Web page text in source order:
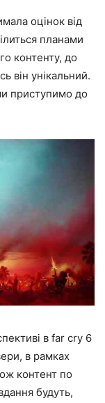
оцінок від
планами
контенту, до
він унікальний.
приступимо до
в far cry 6
в рамках
контент по
будуть,